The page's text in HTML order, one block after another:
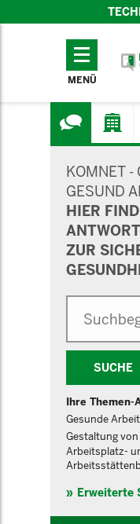
TECHNISCHES
MENÜ
KOMNET -
GESUND
HIER
ZUR
SUCHE
Ihre Themen-
Gesunde
Gestaltung
Arbeitsplatz-
Erweiterte